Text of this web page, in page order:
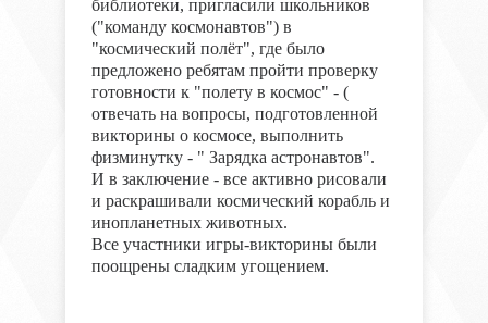
библиотеки, пригласили школьников
("команду космонавтов") в
"космический полёт", где было
предложено ребятам пройти проверку
готовности к "полету в космос" - (
отвечать на вопросы, подготовленной
викторины о космосе, выполнить
физминутку - " Зарядка астронавтов".
И в заключение - все активно рисовали
и раскрашивали космический корабль и
инопланетных животных.
Все участники игры-викторины были
поощрены сладким угощением.